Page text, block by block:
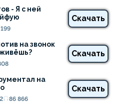
- Я с ней
Скачать
на звонок
Скачать
на
86 866
Скачать